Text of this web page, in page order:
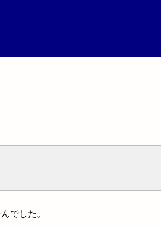
でした。